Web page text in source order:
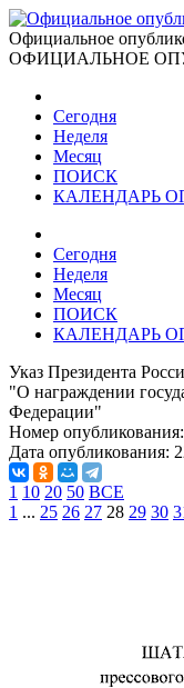
Официальное
ОФИЦИАЛЬНОЕ
Сегодня
Неделя
Месяц
ПОИСК
КАЛЕНДАРЬ
Сегодня
Неделя
Месяц
ПОИСК
КАЛЕНДАРЬ
Указ Президента
"О награждении
Федерации"
Номер опубликования:
Дата опубликования:
1 10 20 50 ВСЕ
1 ... 25 26 27 28 29 30